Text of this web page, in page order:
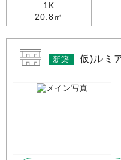
1K
20.8㎡
新築 仮)ルミ